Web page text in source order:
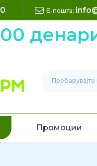
Е-пошта:
денари
Промоции